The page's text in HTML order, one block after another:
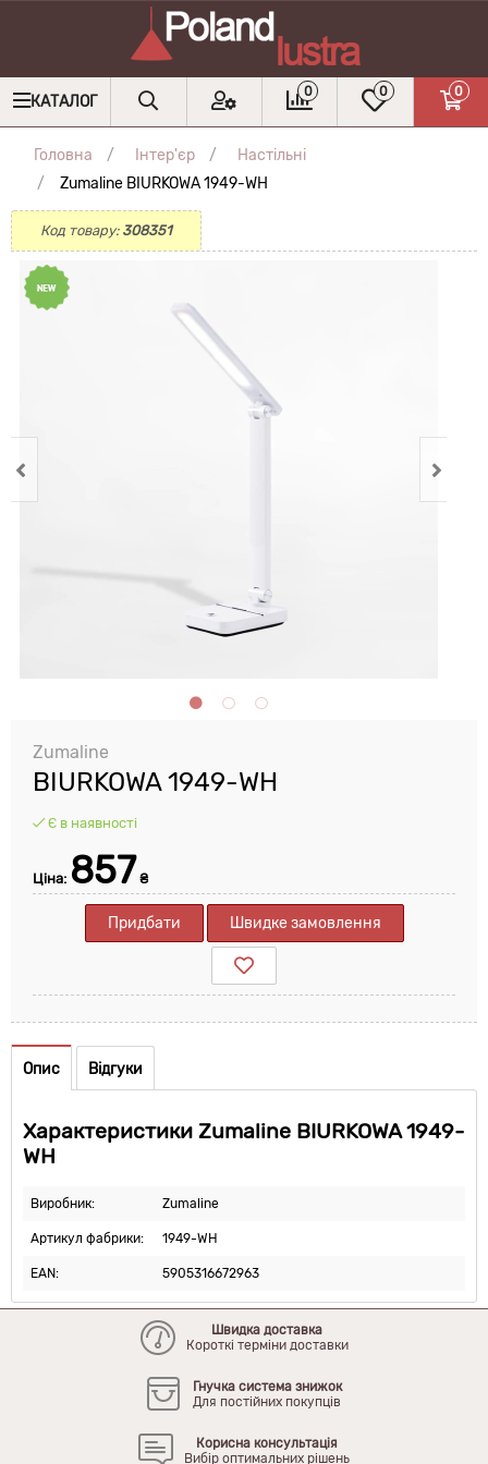
КАТАЛОГ
0 0 0
Головна Інтер'єр
Настільні
Zumaline BIURKOWA 1949-WH
Код товару: 308351
Zumaline
BIURKOWA 1949-WH
Є в наявності
Ціна: 857 ₴
Придбати Швидке замовлення
Опис Відгуки
Характеристики Zumaline BIURKOWA 1949-
WH
Виробник: Zumaline
Артикул фабрики: 1949-WH
EAN: 5905316672963
Швидка доставка
Короткі терміни доставки
Гнучка система знижок
Для постійних покупців
Корисна консультація
Вибір оптимальних рішень